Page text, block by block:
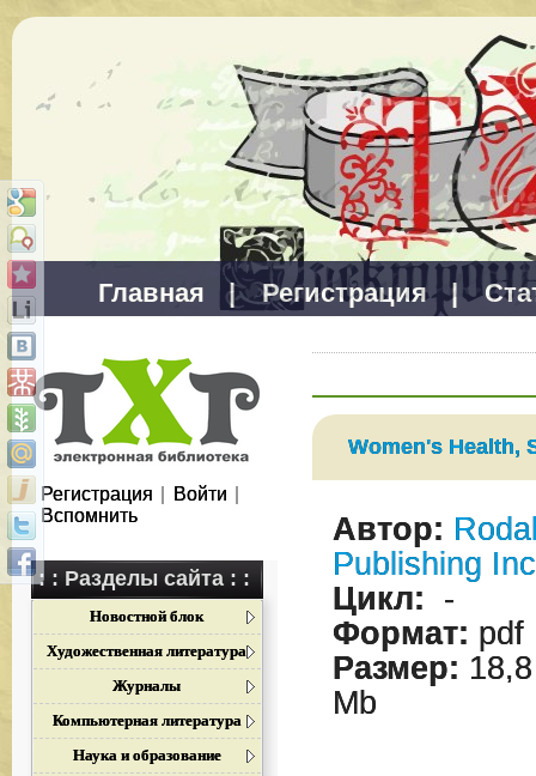
Главная | Регистрация |
Регистрация Войти
Вспомнить
: : Разделы сайта : :
Новостной блок
Художественная литература
Журналы
Компьютерная литература
Наука и образование
Women's Health,
Автор:
Publishing
Цикл: -
Формат: pdf
Размер: 18,8
Mb